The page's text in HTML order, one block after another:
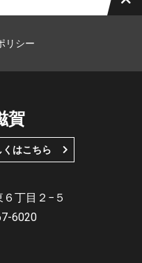
リシー
賀
くはこちら
丁目２−５
6020